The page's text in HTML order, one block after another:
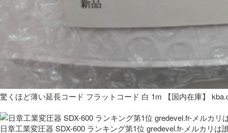
驚くほど薄い延長コード フラットコード 白 1m 【国内在庫】
日章工業変圧器 SDX-600 ランキング第1位 gredevel.fr-メルカリは